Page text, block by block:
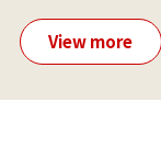
View more